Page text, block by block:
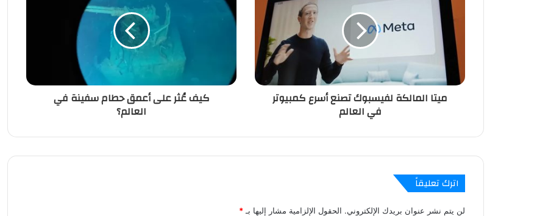
ميتا المالكة لفيسبوك تصنع أسرع كمبيوتر
في العالم
كيف عُثر على أعمق حطام سفينة في
العالم؟
اترك تعليقاً
لن يتم نشر عنوان بريدك الإلكتروني. الحقول الإلزامية مشار إليها بـ *